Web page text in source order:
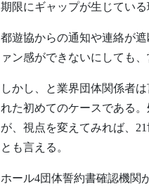
期限にギャップが生じてい
都遊協からの通知や連絡が
ァン感ができないにしても
しかし、と業界団体関係者
れた初めてのケースである
が、視点を変えてみれば、
とも言える。
ホール4団体誓約書確認機関